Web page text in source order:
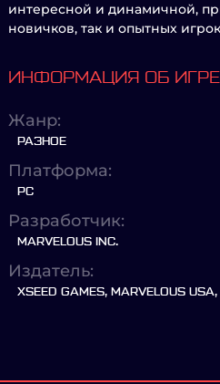
интересной и динамичной,
новичков, так и опытных
ИНФОРМАЦИЯ ОБ ИГРЕ
Жанр:
РАЗНОЕ
Платформа:
PC
Разработчик:
MARVELOUS INC.
Издатель:
XSEED GAMES, MARVELOUS